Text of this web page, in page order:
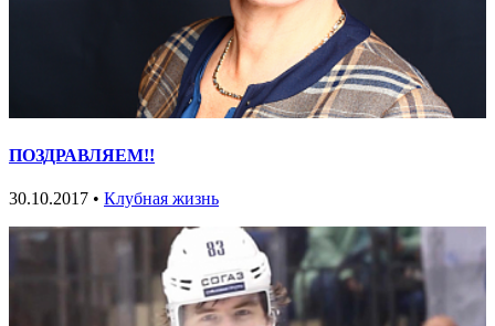
ПОЗДРАВЛЯЕМ!!
30.10.2017 • Клубная жизнь